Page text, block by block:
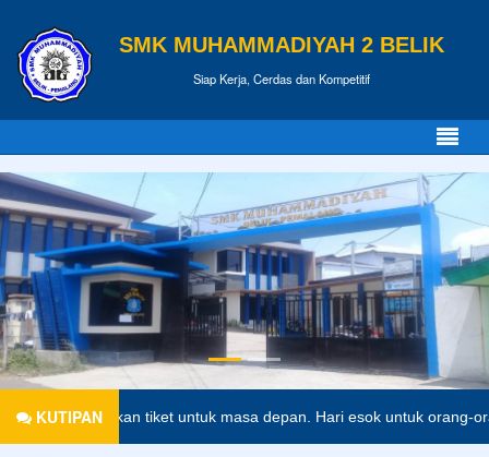
SMK MUHAMMADIYAH 2 BELIK
Siap Kerja, Cerdas dan Kompetitif
KUTIPAN
merupakan tiket untuk masa depan. Hari esok untuk orang-orang